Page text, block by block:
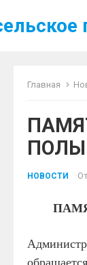
Главная
НОВОСТИ